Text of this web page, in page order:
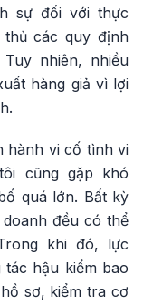
sự đối với thực
thủ các quy định
nhiên, nhiều
hàng giả vì lợi
hành vi cố tình vi
cũng gặp khó
quá lớn. Bất kỳ
đều có thể
khi đó, lực
hậu kiểm bao
sơ, kiểm tra cơ